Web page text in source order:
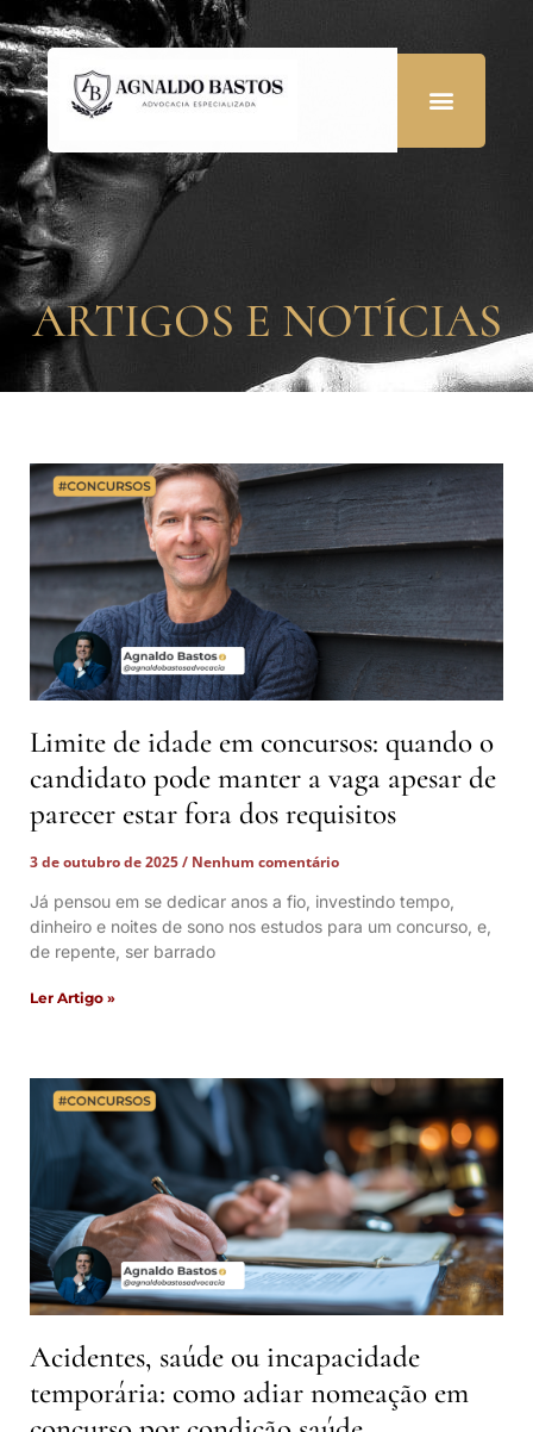
ARTIGOS E NOTÍCIAS
Limite de idade em concursos: quando o
candidato pode manter a vaga apesar de
parecer estar fora dos requisitos
3 de outubro de 2025
Nenhum comentário
Já pensou em se dedicar anos a fio, investindo tempo,
dinheiro e noites de sono nos estudos para um concurso, e,
de repente, ser barrado
Ler Artigo »
Acidentes, saúde ou incapacidade
temporária: como adiar nomeação em